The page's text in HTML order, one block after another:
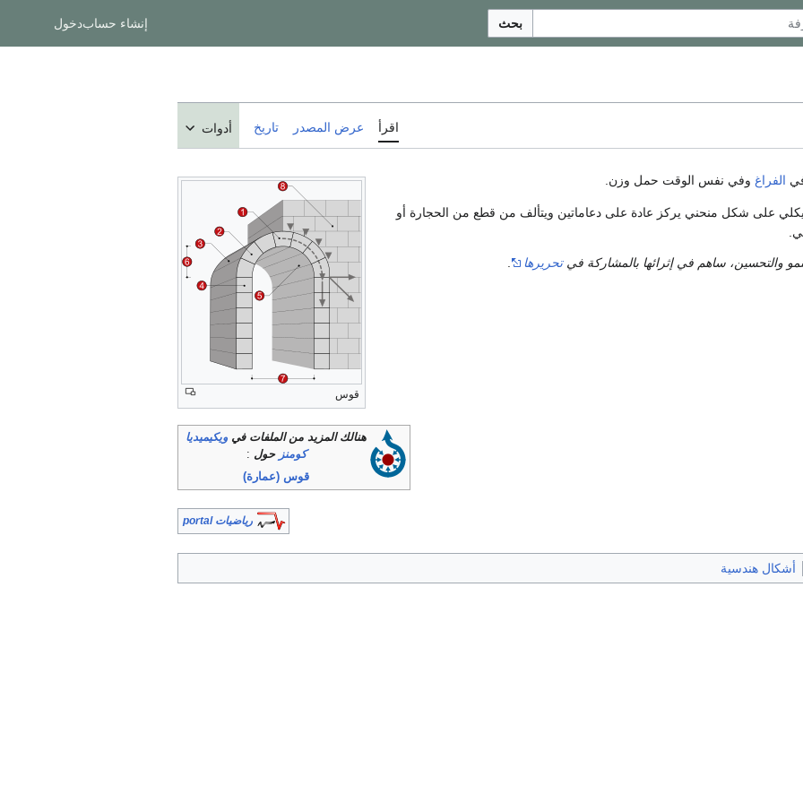
بحث إنشاء حسابدخول
اقرأ عرض المصدر تاريخ أدوات
قوس
الفراغ وفي نفس الوقت حمل وزن.
على شكل منحني يركز عادة على دعاماتين ويتألف من قطع من الحجارة أو
والتحسين، ساهم في إثرائها بالمشاركة فيتحريرها
هنالك المزيد من الملفات في ويكيميديا
كومنز حول :
قوس (عمارة)
رياضيات portal
أشكال هندسية